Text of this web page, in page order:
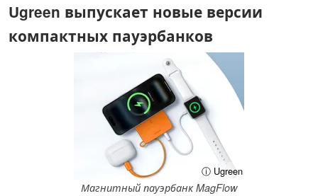
Ugreen выпускает новые версии
компактных пауэрбанков
ⓘ Ugreen
Магнитный пауэрбанк MagFlow